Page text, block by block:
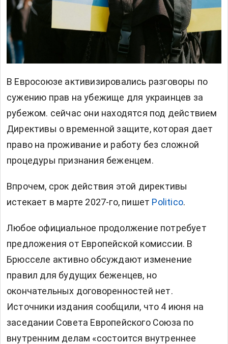
В Евросоюзе активизировались разговоры по
сужению прав на убежище для украинцев за
рубежом. сейчас они находятся под действием
Директивы о временной защите, которая дает
право на проживание и работу без сложной
процедуры признания беженцем.
Впрочем, срок действия этой директивы
истекает в марте 2027-го, пишет Politico.
Любое официальное продолжение потребует
предложения от Европейской комиссии. В
Брюсселе активно обсуждают изменение
правил для будущих беженцев, но
окончательных договоренностей нет.
Источники издания сообщили, что 4 июня на
заседании Совета Европейского Союза по
внутренним делам «состоится внутреннее